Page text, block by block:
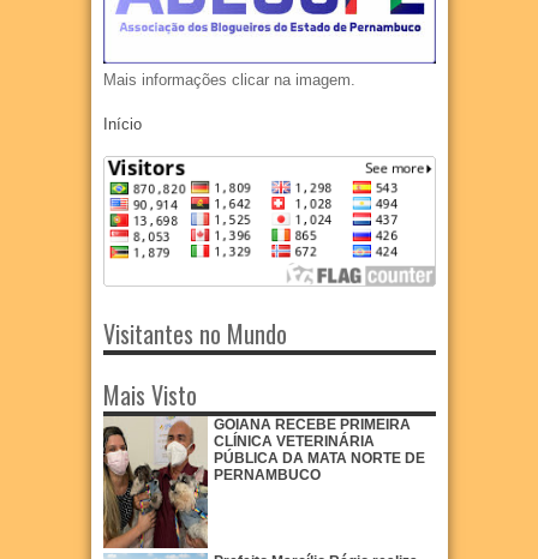
Mais informações clicar na imagem.
Início
Visitantes no Mundo
Mais Visto
GOIANA RECEBE PRIMEIRA
CLÍNICA VETERINÁRIA
PÚBLICA DA MATA NORTE DE
PERNAMBUCO